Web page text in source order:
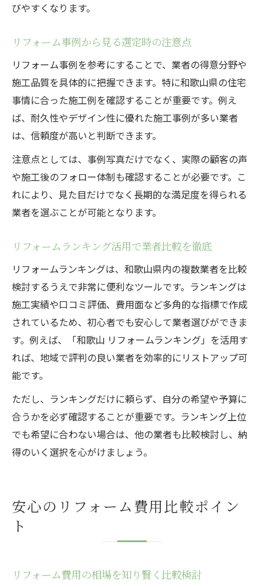
びやすくなります。
リフォーム事例から見る選定時の注意点
リフォーム事例を参考にすることで、業者の得意分野や
施工品質を具体的に把握できます。特に和歌山県の住宅
事情に合った施工例を確認することが重要です。例え
ば、耐久性やデザイン性に優れた施工事例が多い業者
は、信頼度が高いと判断できます。
注意点としては、事例写真だけでなく、実際の顧客の声
や施工後のフォロー体制も確認することが必要です。こ
れにより、見た目だけでなく長期的な満足度を得られる
業者を選ぶことが可能となります。
リフォームランキング活用で業者比較を徹底
リフォームランキングは、和歌山県内の複数業者を比較
検討するうえで非常に便利なツールです。ランキングは
施工実績や口コミ評価、費用面など多角的な指標で作成
されているため、初心者でも安心して業者選びができま
す。例えば、「和歌山 リフォームランキング」を活用す
れば、地域で評判の良い業者を効率的にリストアップ可
能です。
ただし、ランキングだけに頼らず、自分の希望や予算に
合うかを必ず確認することが重要です。ランキング上位
でも希望に合わない場合は、他の業者も比較検討し、納
得のいく選択を心がけましょう。
安心のリフォーム費用比較ポイン
ト
リフォーム費用の相場を知り賢く比較検討